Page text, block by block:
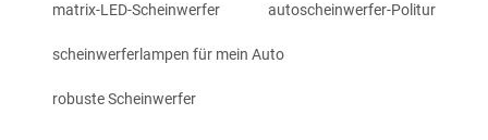
matrix-LED-Scheinwerfer autoscheinwerfer-Politur
scheinwerferlampen für mein Auto
robuste Scheinwerfer